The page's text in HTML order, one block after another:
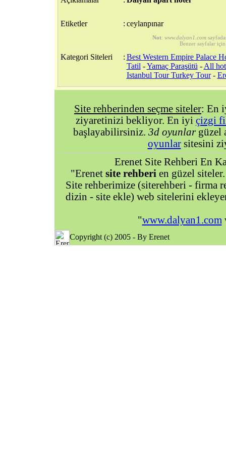
Etiketler : ceylanpınar
Not: www.dalyan1.com
Benzer sayfalar için
Kategori Siteleri : Best Western Empire Palace
Tatil -Yamaç Paraşütü - All
Istanbul Tour Turkey Tour-
Site rehberinden seçme siteler: En
ziyaretinizi bekliyor. En iyi çizgi
başlayabilirsiniz. 3d oyunlargüzel
oyunlarsitesini
Erenet Site Rehberi En
"Erenet site rehberi en güzel
Site rehberimize (siterehberi - firma
dizin - site ekle) web sitelerini
"www.dalyan1.com
Copyright (c) 2005 - By Erenet